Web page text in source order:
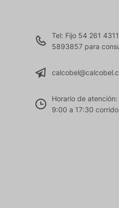
Tel: Fijo 54 261
5893857 para
Horario de
9:00 a 17:30